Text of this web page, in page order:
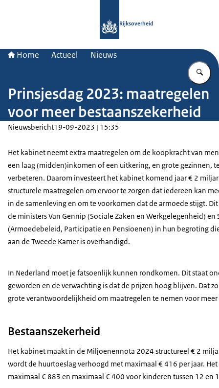
Rijksoverheid
Home Actueel Nieuws
Prinsjesdag 2023: maatregelen
voor meer bestaanszekerheid
Nieuwsbericht19-09-2023 | 15:35
Het kabinet neemt extra maatregelen om de koopkracht van
een laag (midden)inkomen of een uitkering, en grote gezinnen,
verbeteren. Daarom investeert het kabinet komend jaar € 2
structurele maatregelen om ervoor te zorgen dat iedereen kan
in de samenleving en om te voorkomen dat de armoede stijgt.
de ministers Van Gennip (Sociale Zaken en Werkgelegenheid) en
(Armoedebeleid, Participatie en Pensioenen) in hun begroting
aan de Tweede Kamer is overhandigd.
In Nederland moet je fatsoenlijk kunnen rondkomen. Dit staat
geworden en de verwachting is dat de prijzen hoog blijven. Dat
grote verantwoordelijkheid om maatregelen te nemen voor
Bestaanszekerheid
Het kabinet maakt in de Miljoenennota 2024 structureel € 2
wordt de huurtoeslag verhoogd met maximaal € 416 per jaar.
maximaal € 883 en maximaal € 400 voor kinderen tussen 12